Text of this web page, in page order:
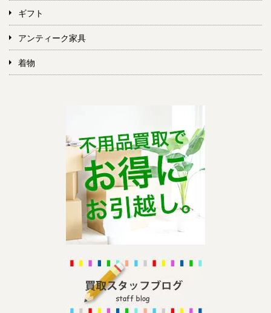
ギフト
アンティーク家具
着物